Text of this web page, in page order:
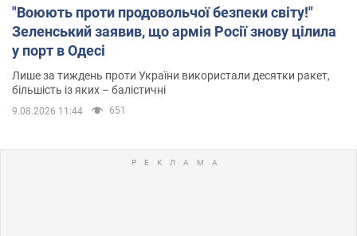
"Воюють проти продовольчої безпеки світу!"
Зеленський заявив, що армія Росії знову цілила
у порт в Одесі
Лише за тиждень проти України використали десятки ракет,
більшість із яких – балістичні
9.08.2026 11:44 651